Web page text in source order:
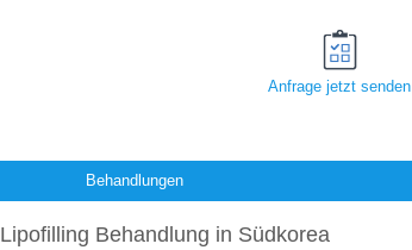
Anfrage jetzt senden
Lipofilling Behandlung in Südkorea
Behandlungen